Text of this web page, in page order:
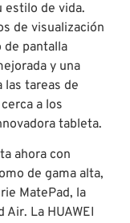
estilo de vida.
de visualización
de pantalla
y una
las tareas de
a los
tableta.
ahora con
de gama alta,
MatePad, la
La HUAWEI